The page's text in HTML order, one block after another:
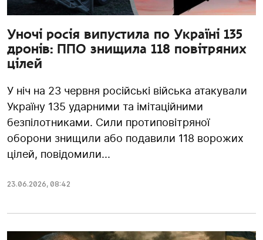
Уночі росія випустила по Україні 135
дронів: ППО знищила 118 повітряних
цілей
У ніч на 23 червня російські війська атакували
Україну 135 ударними та імітаційними
безпілотниками. Сили протиповітряної
оборони знищили або подавили 118 ворожих
цілей, повідомили...
23.06.2026, 08:42